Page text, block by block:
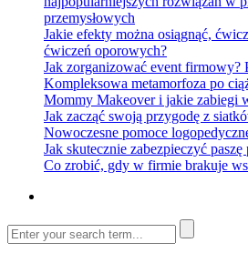
przemysłowych
Jakie efekty można osiągnąć,
ćwiczeń oporowych?
Jak zorganizować event firmowy?
Kompleksowa metamorfoza po
Mommy Makeover i jakie zabiegi
Jak zacząć swoją przygodę z
Nowoczesne pomoce
Jak skutecznie zabezpieczyć
Co zrobić, gdy w firmie brakuje